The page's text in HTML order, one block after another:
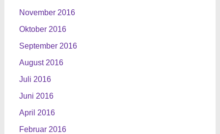
November 2016
Oktober 2016
September 2016
August 2016
Juli 2016
Juni 2016
April 2016
Februar 2016